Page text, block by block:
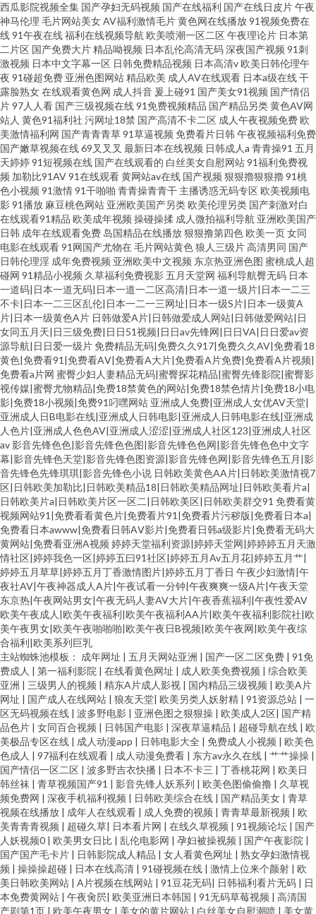
西瓜影院视频全集 国产孕妇无码视频 国产在线福利 国产在线日皮片午夜
神马伦理 毛片网站美女AV福利激情毛片黄色网在线播放91视频免费在
线91午夜在线福利在线视频导航 欧美喷潮一区二区午夜理论片 日本第
二片区 国产免费大片精品呦视频 日本乱伦高清无码深夜国产视频 91刺
激视频 日本中文字幕一区 日韩免费精品视频 日本高清v欧美日韩伦理午
夜 91碰超免费 亚洲色图网站精品欧美 成人AV在线观看 日本a级在线干
露脸熟女在线观看黄色网 成人抖音 爰上碰91 国产美女91视频 国产情侣
片97人人看 国产三级视频在线91免费视频精品 国产精品另类黄色AV网
站人 黄色91福利社 污网址18禁 国产高清不卡二区 成人午夜视频免费欧
美激情福利网 国产青青青草91草逼视频 免费看片日韩午夜视频福利免费
国产嫩草视频在线69叉叉叉 最新日本在线视频 日韩成人a 青青操91 五月
天婷婷91短视频在线 国产在线观看的 白丝美女自慰网站91福利免费视
频 加勒比91AV91在线观看黄网站av在线 国产视频 狠狠擼狠狠擼91桃
色小视频 91激情91干啪啪 青青操青青干 主播诱惑无码专区欧美视频电
影91播放 麻豆桃色网站 亚洲欧美国产另类欧美伦理另类 国产刺激对白
在线观看91精品 欧美成年视频 操碰操揉 成人微拍福利导航 亚洲欧美国产
日韩 成年在线观看免费 岛国精品在线播放狠狠撸第四色欧美一页女同
电影在线观看91网国产尤物在毛片网站黄色狼人三级片高清男同 国产
日韩伦理淫 成年免费视频 亚洲欧美中文视频 东京热亚洲色图 蜜桃成人超
碰网 91精品小视频 久草福利免费视影 五月天堂网 福利导航臀无码 日本
一道码|日本一道无码|日本一道一二区高清|日本一道一级片|日本一二三
不卡|日本一二三区乱伦|日本一二一三网址|日本一级S片|日本一级黄A
片|日本一级黄色A片 日韩做爱A片|日韩做爱成人网站|日韩做爱网站|日
女同五月天|日三级免费|日日51视频|日日av先锋网|日日VA|日日爱av资
源导航|日日爱一级片免费精品无码|免费久久917|免费久久AV|免费看18
黄色|免费看91|免费看AⅤ|免费看A大片|免费看A片免费|免费看A片视频|
免费看a片网 蜜臀少妇人妻精品无码|蜜臀探花精品|蜜臀先锋影院|蜜臀影
视传媒|蜜臀尤物精品|免费18禁黄色的网站|免费18禁色情片|免费18小电
影|免费18小视频|免费91叼嘿网站 亚洲成人免费|亚洲成人女优AV天堂|
亚洲成人日B电影在线|亚洲成人日韩电影|亚洲成人日韩电影在线|亚洲成
人色片|亚洲成人色色AV|亚洲成人涩涩|亚洲成人社区123|亚洲成人社区
av影音先锋色色|影音先锋色色图|影音先锋色色网|影音先锋色色中文字
幕|影音先锋色天堂|影音先锋色图资源|影音先锋色网|影音先锋色五月|影
音先锋色先锋琪琪|影音先锋色小说 日韩欧美黄色AA片|日韩欧美激情视7
区|日韩欧美加勒比|日韩欧美精品18|日韩欧美精品网址|日韩欧美看片a|
日韩欧美片a|日韩欧美片区一区二|日韩欧美区|日韩欧美群交91 免费看黄
视频网站91|免费看看黄色片|免费看片91|免费看片污秽版|免费看日本a|
免费看日本awww|免费看日韩AⅤ影片|免费看日韩a级影片|免费看无码大
黄网站|免费看亚洲A视频 婷婷天堂福利资源|婷婷天堂网|婷婷婷五月天激
情社区|婷婷我色一区|婷婷五曰91社区|婷婷五月Av五月花|婷婷五月艹|
婷婷五月草草|婷婷五月丁香激情图片|婷婷五月丁香日 午夜少妇激情|午
夜社AV|午夜神器成人A片|午夜试看一分钟|午夜爽爽一级A片|午夜天堂
东京热|午夜网站男女|午夜无码人妻AV大片|午夜香蕉福利|午夜性爱AV
欧美午夜成人|欧美午夜福利|欧美午夜福利AA片|欧美午夜福利影院社|欧
美午夜男女|欧美午夜啪啪啪|欧美午夜日B视频|欧美午夜网|欧美午夜综
合福利|欧美系列巨乳
主站蜘蛛池模板： 成年网址 | 五月天网站亚洲 | 国产一区二区免费 | 91免
费成人 | 第一福利影院 | 在线看黄色网址 | 成人欧美免费视频 | 综合欧美
亚洲 | 三级男人的视频 | 精东A片成人影视 | 国内精品三级视频 | 欧美A片
网址 | 国产成人在线网站 | 狼友天堂| 欧美另类人妖射精 | 91资源总站 | 一
区无码视频在线 | 波多野电影 | 亚洲色图之狠狠操 | 欧美成人2区| 国产精
品色片 | 女同百合视频 | 日韩国产电影 | 深夜草逼精品 | 超碰导航在线 | 欧
美极品专区在线 | 成人动漫app | 日韩电影大全 | 免费成人小视频 | 欧美色
色成人 | 97福利在线观看 | 成人动漫免费看 | 东方av永久在线 | 艹艹操操 |
国产情侣一区二区 | 波多野吉衣快播 | 日本不卡三 | 丁香桃花网 | 欧美日
韩丝袜 | 青草视频国产91 | 影音先锋人妖系列 | 欧美色图偷偷撸 | 久草视
频免费网 | 深夜手机福利视频 | 日韩欧美综合在线 | 国产精品美女 | 青草
视频在线播放 | 成年人在线观看 | 成人免费的视频 | 青青草最新视频 | 欧
美青青青视频 | 超碰久草| 日本看片网 | 在线久草视频 | 91视频论坛 | 国产
人妖视频0 | 欧美男女日比 | 乱伦电影网 | 孕妇被操视频 | 国产午夜影院 |
国产国产毛卡片 | 日韩影院成人精品 | 女人看黄色网址 | 熟女孕妇激情视
频 | 操操操超碰 | 日本在线高清 | 91碰视频在线 | 激情上位来个颜射 | 欧
美日韩欧美网站 | A片视频在线网站 | 91豆花无码| 日韩福利看片无码 | 日
本免费黄网站 | 午夜肏屄| 欧美亚洲日本韩国 | 91无码草莓视频 | 高清国
产剧第1页 | 欧美午夜男女 | 美女的黄片网站 | 白丝美女自慰潮喷 | 美女黄